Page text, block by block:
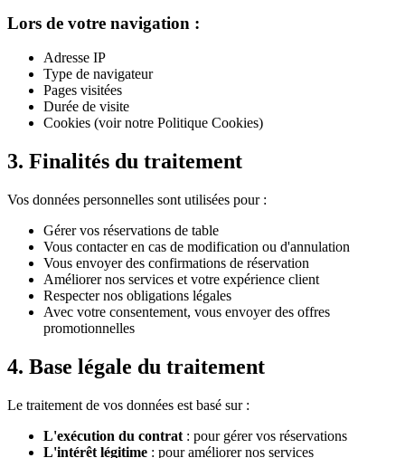
Lors de votre navigation :
Adresse IP
Type de navigateur
Pages visitées
Durée de visite
Cookies (voir notre Politique Cookies)
3. Finalités du traitement
Vos données personnelles sont utilisées pour :
Gérer vos réservations de table
Vous contacter en cas de modification ou d'annulation
Vous envoyer des confirmations de réservation
Améliorer nos services et votre expérience client
Respecter nos obligations légales
Avec votre consentement, vous envoyer des offres
promotionnelles
4. Base légale du traitement
Le traitement de vos données est basé sur :
L'exécution du contrat : pour gérer vos réservations
L'intérêt légitime : pour améliorer nos services